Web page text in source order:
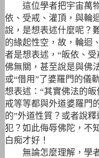
這位學者把宇宙萬物
依、受戒、灌頂，與輪
說，是想表述什麼呢？
的緣起性空，故，輪迴
者是想表述，“皈依、
佛無關，甚至說是與佛
或“借用”了婆羅門的儀
想表述：“其實佛法的
戒等等都與外道婆羅門
的”外道性質？或者說
犯？如此侮辱佛陀，不
白痴才好！
無論怎麼理解，學者